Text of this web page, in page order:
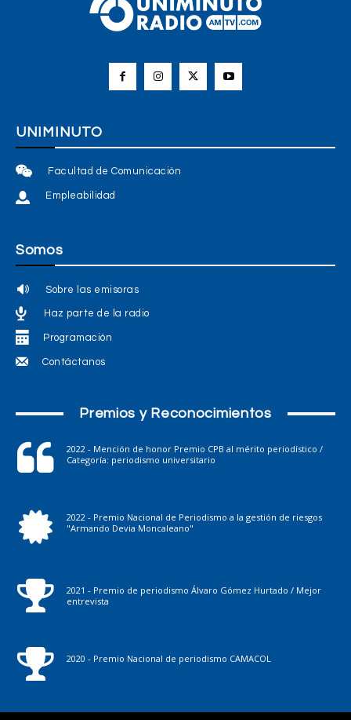
UNIMINUTO
Facultad de Comunicación
Empleabilidad
Somos
Sobre las emisoras
Haz parte de la radio
Programación
Contáctanos
Premios y Reconocimientos
2022 - Mención de honor Premio CPB al mérito periodístico /
Categoría: periodismo universitario
2022 - Premio Nacional de Periodismo a la gestión de riesgos
"Armando Devia Moncaleano"
2021 - Premio de periodismo Álvaro Gómez Hurtado / Mejor
entrevista
2020 - Premio Nacional de periodismo CAMACOL